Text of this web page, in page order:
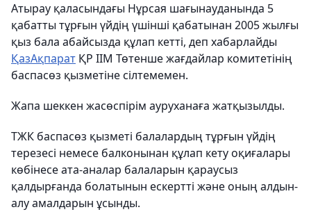
Атырау қаласындағы Нұрсая шағынауданында 5
қабатты тұрғын үйдің үшінші қабатынан 2005 жылғы
қыз бала абайсызда құлап кетті, деп хабарлайды
ҚазАқпарат ҚР ІІМ Төтенше жағдайлар комитетінің
баспасөз қызметіне сілтемемен.
Жапа шеккен жасөспірім ауруханаға жатқызылды.
ТЖК баспасөз қызметі балалардың тұрғын үйдің
терезесі немесе балконынан құлап кету оқиғалары
көбінесе ата-аналар балаларын қараусыз
қалдырғанда болатынын ескертті және оның алдын-
алу амалдарын ұсынды.